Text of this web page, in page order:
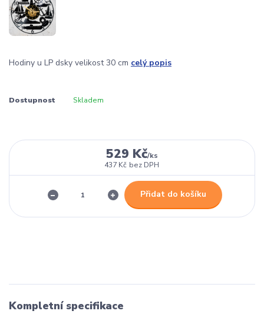
Hodiny u LP dsky velikost 30 cm celý popis
Dostupnost Skladem
529 Kč/ks
437 Kč bez DPH
Přidat do košíku
Kompletní specifikace